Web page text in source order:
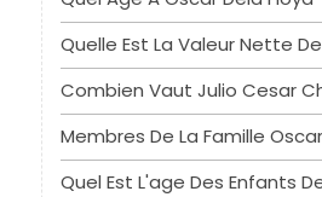
Quelle Est La Valeur Nette
Combien Vaut Julio Cesar
Membres De La Famille
Quel Est L'age Des Enfants